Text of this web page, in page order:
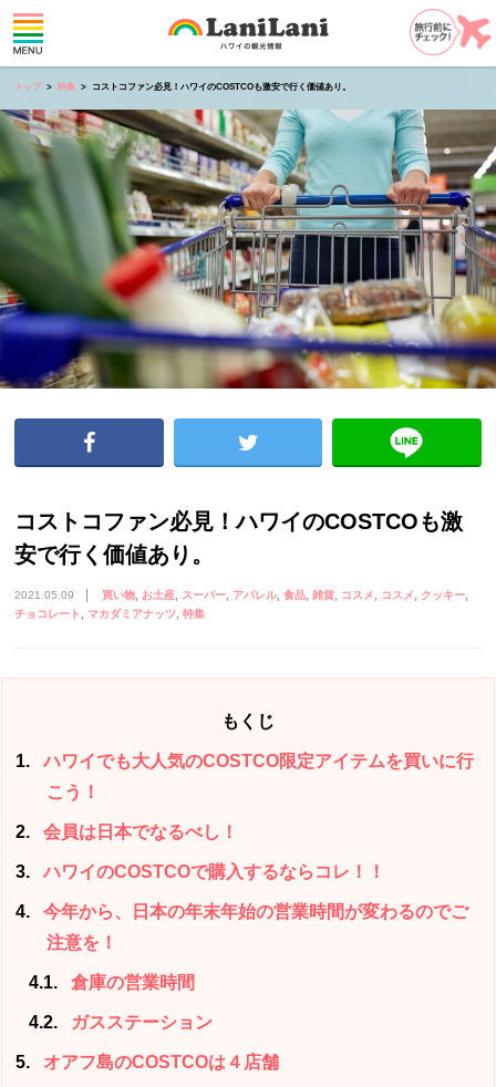
トップ 特集 コストコファン必見！ハワイのCOSTCOも激安で行く価値あり。
コストコファン必見！ハワイのCOSTCOも激
安で行く価値あり。
2021.05.09 買い物 お土産 スーパー アパレル 食品 雑貨 コスメ コスメ
クッキー
チョコレート マカダミアナッツ 特集
もくじ
1
ハワイでも大人気のCOSTCO限定アイテムを買いに行
こう！
2 会員は日本でなるべし！
3 ハワイのCOSTCOで購入するならコレ！！
4
今年から、日本の年末年始の営業時間が変わるのでご
注意を！
4.1 倉庫の営業時間
4.2 ガスステーション
5 オアフ島のCOSTCOは４店舗